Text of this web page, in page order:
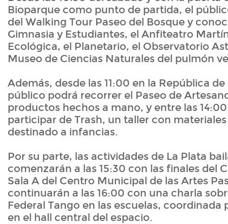
Bioparque como punto de partida, el
del Walking Tour Paseo del Bosque y
Gimnasia y Estudiantes, el Anfiteatro
Ecológica, el Planetario, el Observatorio
Museo de Ciencias Naturales del pulmón
Además, desde las 11:00 en la República
público podrá recorrer el Paseo de
productos hechos a mano, y entre las 14:00
participar de Trash, un taller con
destinado a infancias.
Por su parte, las actividades de La Plata
comenzarán a las 15:30 con las finales del
Sala A del Centro Municipal de las Artes
continuarán a las 16:00 con una charla
Federal Tango en las escuelas, coordinada
en el hall central del espacio.